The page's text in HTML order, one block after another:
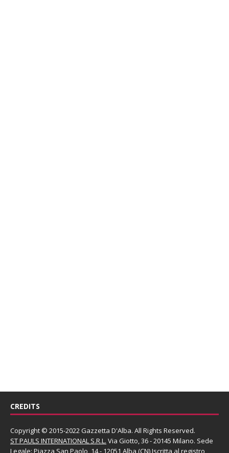
CREDITS
Copyright © 2015-2022 Gazzetta D'Alba. All Rights Reserved.
ST PAULS INTERNATIONAL S.R.L. Via Giotto, 36 - 20145 Milano. Sede
Legale: Piazza San Paolo, 14 - 12051 Alba (CN) Iscritta al registro